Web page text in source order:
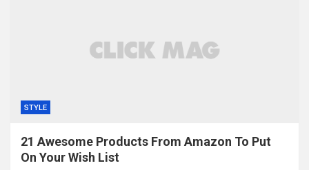
STYLE
21 Awesome Products From Amazon To Put
On Your Wish List